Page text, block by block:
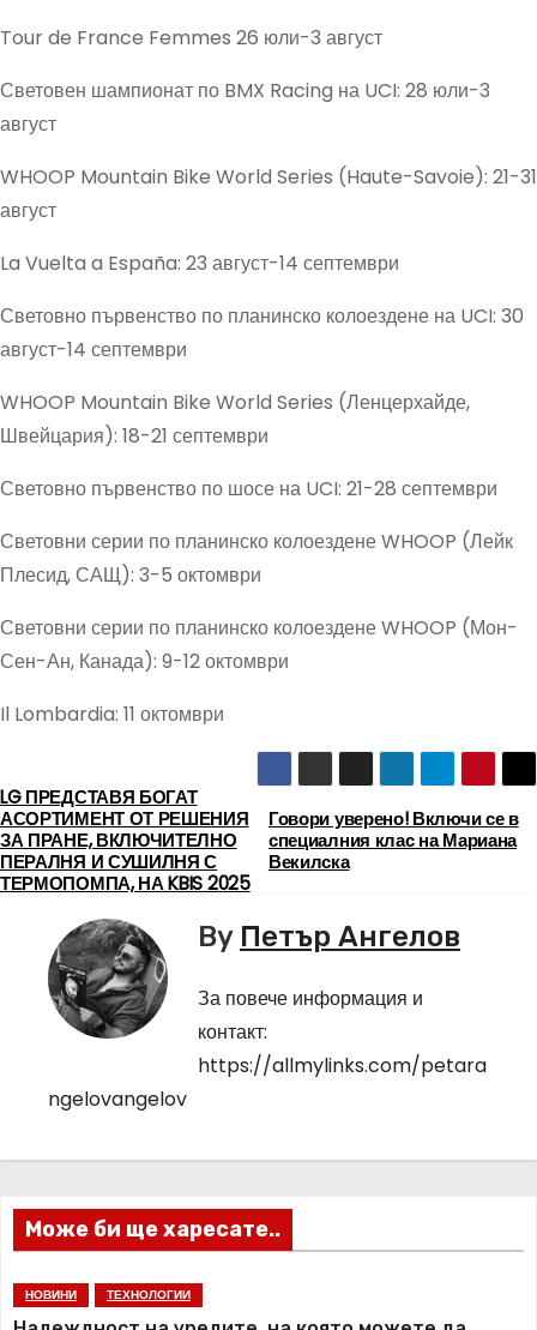
Tour de France Femmes 26 юли-3 август
Световен шампионат по BMX Racing на UCI: 28 юли-3
август
WHOOP Mountain Bike World Series (Haute-Savoie): 21-31
август
La Vuelta a España: 23 август-14 септември
Световно първенство по планинско колоездене на UCI: 30
август-14 септември
WHOOP Mountain Bike World Series (Ленцерхайде,
Швейцария): 18-21 септември
Световно първенство по шосе на UCI: 21-28 септември
Световни серии по планинско колоездене WHOOP (Лейк
Плесид, САЩ): 3-5 октомври
Световни серии по планинско колоездене WHOOP (Мон-
Сен-Ан, Канада): 9-12 октомври
Il Lombardia: 11 октомври
Н
а
и
я
Говори уверено! Включи се в
специалния клас на Мариана
Векилска
LG ПРЕДСТАВЯ БОГАТ
АСОРТИМЕНТ ОТ РЕШЕНИЯ
ЗА ПРАНЕ, ВКЛЮЧИТЕЛНО
ПЕРАЛНЯ И СУШИЛНЯ С
ТЕРМОПОМПА, НА KBIS 2025
By Петър Ангелов
За повече информация и
контакт:
https://allmylinks.com/petara
ngelovangelov
Може би ще харесате..
НОВИНИ ТЕХНОЛОГИИ